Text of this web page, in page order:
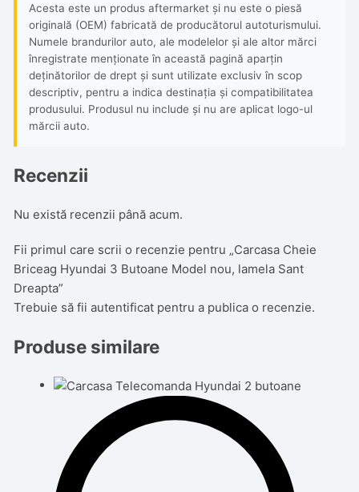
Acesta este un produs aftermarket și nu este o piesă
originală (OEM) fabricată de producătorul autoturismului.
Numele brandurilor auto, ale modelelor și ale altor mărci
înregistrate menționate în această pagină aparțin
deținătorilor de drept și sunt utilizate exclusiv în scop
descriptiv, pentru a indica destinația și compatibilitatea
produsului. Produsul nu include și nu are aplicat logo-ul
mărcii auto.
Recenzii
Nu există recenzii până acum.
Fii primul care scrii o recenzie pentru „Carcasa Cheie
Briceag Hyundai 3 Butoane Model nou, lamela Sant
Dreapta”
Trebuie să fiiautentificat pentru a publica o recenzie.
Produse similare